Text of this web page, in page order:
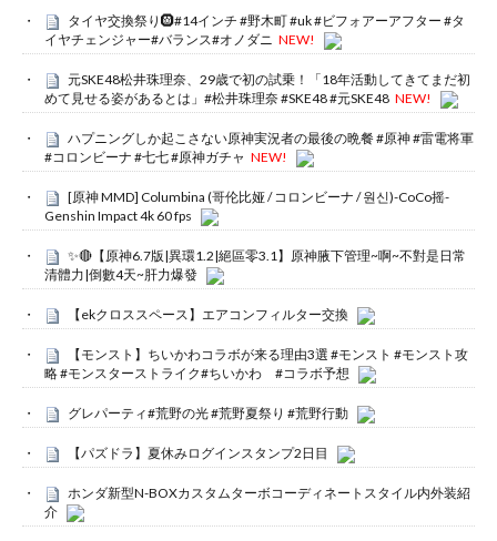
タイヤ交換祭り🛞#14インチ #野木町 #uk #ビフォアーアフター #タ
イヤチェンジャー#バランス#オノダニ NEW!
元SKE48松井珠理奈、29歳で初の試乗！「18年活動してきてまだ初
めて見せる姿があるとは」#松井珠理奈 #SKE48 #元SKE48 NEW!
ハプニングしか起こさない原神実況者の最後の晩餐 #原神 #雷電将軍
#コロンビーナ #七七 #原神ガチャ NEW!
[原神 MMD] Columbina (哥伦比娅 / コロンビーナ / 원신)-CoCo摇-
Genshin Impact 4k 60 fps
✨🔴【原神6.7版|異環1.2|絕區零3.1】原神腋下管理~啊~不對是日常
清體力|倒數4天~肝力爆發
【ekクロススペース】エアコンフィルター交換
【モンスト】ちいかわコラボが来る理由3選 #モンスト #モンスト攻
略 #モンスターストライク#ちいかわ #コラボ予想
グレパーティ#荒野の光 #荒野夏祭り #荒野行動
【パズドラ】夏休みログインスタンプ2日目
ホンダ新型N-BOXカスタムターボコーディネートスタイル内外装紹
介